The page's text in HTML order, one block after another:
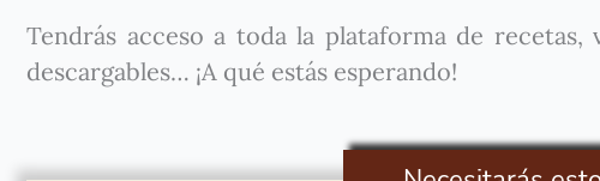
Tendrás acceso a toda la plataforma de
descargables… ¡A qué estás esperando!